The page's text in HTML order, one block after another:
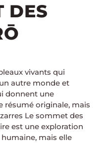
DES
vivants qui
autre monde et
donnent une
résumé originale, mais
Le sommet des
est une exploration
mais elle